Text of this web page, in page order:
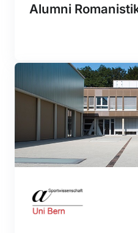
Alumni